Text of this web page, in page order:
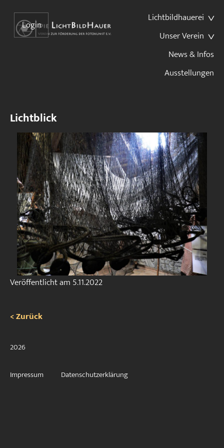
Lichtbildhauerei
Unser Verein
News & Infos
Ausstellungen
Login
Lichtblick
Veröffentlicht am 5.11.2022
< Zurück
2026
Impressum Datenschutzerklärung